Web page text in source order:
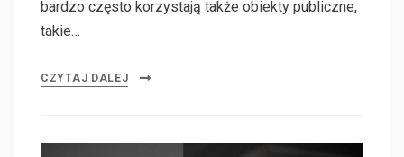
bardzo często korzystają także obiekty publiczne,
takie…
CZYTAJ DALEJ